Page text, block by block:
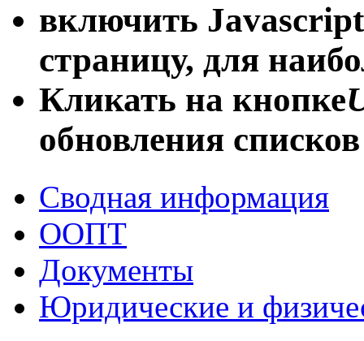
включить Javascript
страницу, для
Кликать на кнопке
обновления
Сводная информация
ООПТ
Документы
Юридические и